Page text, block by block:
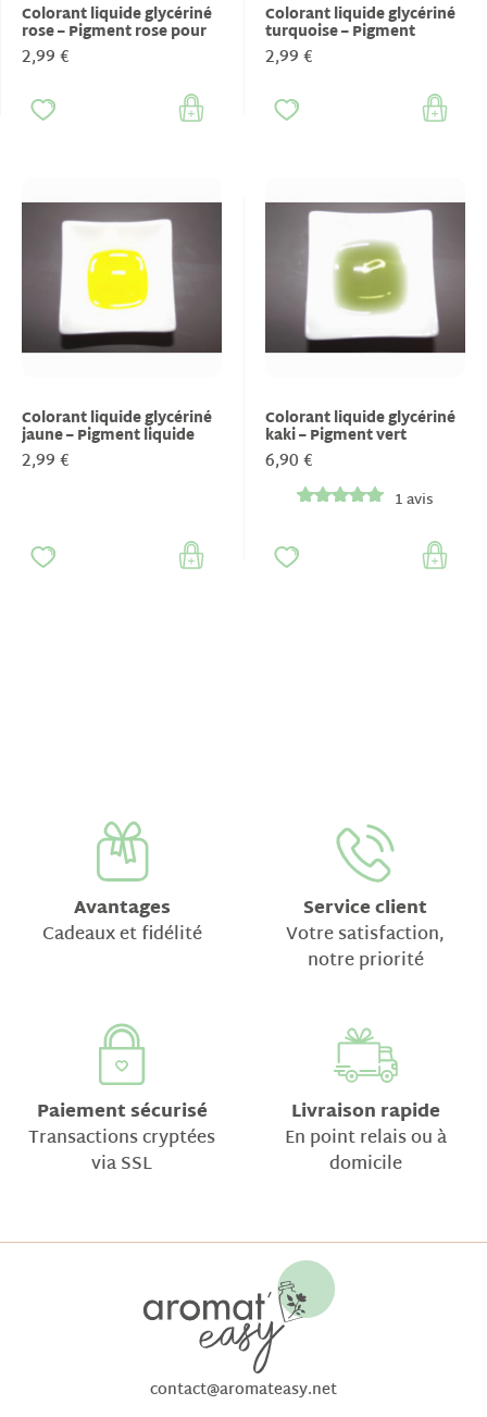
Colorant liquide glycériné
rose – Pigment rose pour
savons & cosmétiques
2,99 €
Colorant liquide glycériné
turquoise – Pigment
turquoise pour savons &
cosmétiques
2,99 €
Colorant liquide glycériné
jaune – Pigment liquide
pour savons &
cosmétiques
2,99 €
Colorant liquide glycériné
kaki – Pigment vert
pistache pour savons &
cosmétiques
6,90 €
1 avis
Avantages
Cadeaux et fidélité
Service client
Votre satisfaction,
notre priorité
Paiement sécurisé
Transactions cryptées
via SSL
Livraison rapide
En point relais ou à
domicile
contact@aromateasy.net